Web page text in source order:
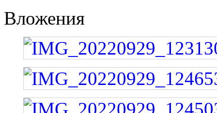
Вложения